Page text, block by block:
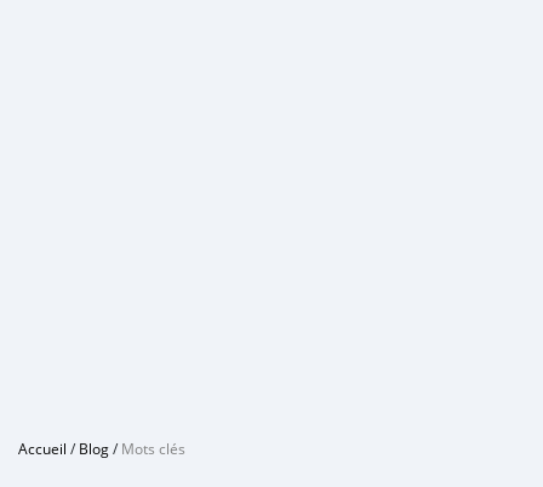
Accueil /Blog/Mots clés